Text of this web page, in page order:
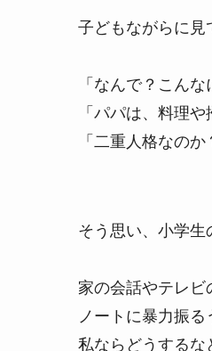
子どもながらに見
「なんで？こんな
「パパは、料理
「二重人格なのか
そう思い、小学生
家の会話やテレビ
ノートに暴力振
私ならどうするな